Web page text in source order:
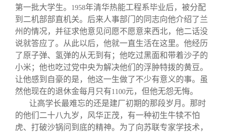
第一批大学生。
1958年清华热能工程系毕业后，被分配
到二机部部直机关。后来人事部门的同志向他介绍了兰
州的情况，并征求他意见问愿不愿意来西北，他二话没
说就答应了。从此以后，他就一直生活在这里。他经历
了原子弹、氢弹的从无到有；他吃过黑面和带着沙子的
小米；他也吃过党中央为解决他们的浮肿特拨的黄豆。
让他感到自豪的是，他这一生做了不少有意义的事。虽
然他现在的退休金每月只有1100元，但他无怨无悔。
让高学长最难忘的还是建厂初期的那段岁月。那时
的他们二十八九岁，风华正茂，有一种初生牛犊不怕
虎、打破沙锅问到底的精神。为了向苏联专家学技术，